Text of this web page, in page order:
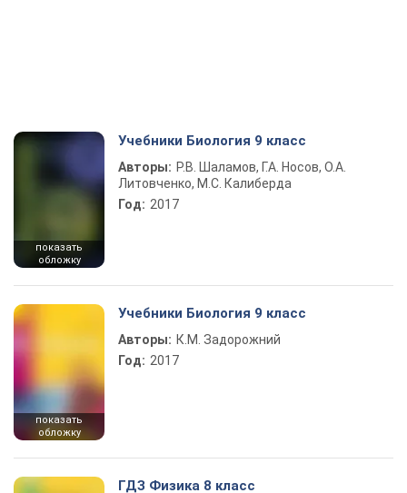
показать
обложку
Учебники Биология 9 класс
Авторы: Р.В. Шаламов, Г.А. Носов, О.А.
Литовченко, М.С. Калиберда
Год: 2017
показать
обложку
Учебники Биология 9 класс
Авторы: К.М. Задорожний
Год: 2017
ГДЗ Физика 8 класс